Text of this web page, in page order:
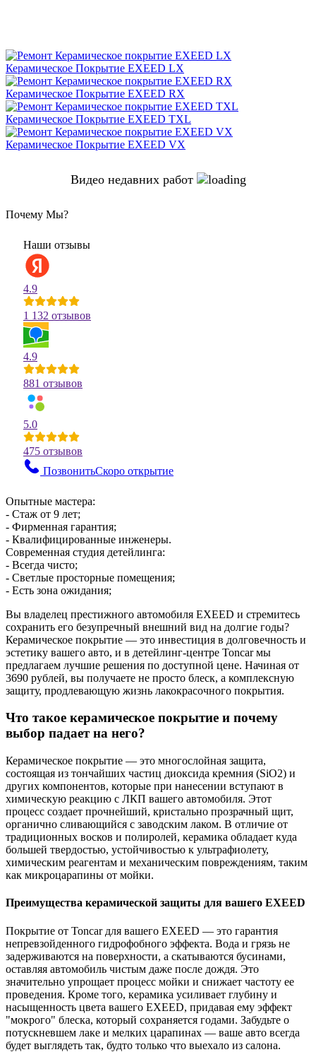
Керамическое Покрытие EXEED LX
Керамическое Покрытие EXEED RX
Керамическое Покрытие EXEED TXL
Керамическое Покрытие EXEED VX
Видео недавних работ
Почему Мы?
Наши отзывы
4.9
1 132 отзывов
4.9
881 отзывов
5.0
475 отзывов
ПозвонитьСкоро открытие
Опытные мастера:
- Стаж от 9 лет;
- Фирменная гарантия;
- Квалифицированные инженеры.
Современная студия детейлинга:
- Всегда чисто;
- Светлые просторные помещения;
- Есть зона ожидания;
Вы владелец престижного автомобиля EXEED и стремитесь
сохранить его безупречный внешний вид на долгие годы?
Керамическое покрытие — это инвестиция в долговечность и
эстетику вашего авто, и в детейлинг-центре Toncar мы
предлагаем лучшие решения по доступной цене. Начиная от
3690 рублей, вы получаете не просто блеск, а комплексную
защиту, продлевающую жизнь лакокрасочного покрытия.
Что такое керамическое покрытие и почему
выбор падает на него?
Керамическое покрытие — это многослойная защита,
состоящая из тончайших частиц диоксида кремния (SiO2) и
других компонентов, которые при нанесении вступают в
химическую реакцию с ЛКП вашего автомобиля. Этот
процесс создает прочнейший, кристально прозрачный щит,
органично сливающийся с заводским лаком. В отличие от
традиционных восков и полиролей, керамика обладает куда
большей твердостью, устойчивостью к ультрафиолету,
химическим реагентам и механическим повреждениям, таким
как микроцарапины от мойки.
Преимущества керамической защиты для вашего EXEED
Покрытие от Toncar для вашего EXEED — это гарантия
непревзойденного гидрофобного эффекта. Вода и грязь не
задерживаются на поверхности, а скатываются бусинами,
оставляя автомобиль чистым даже после дождя. Это
значительно упрощает процесс мойки и снижает частоту ее
проведения. Кроме того, керамика усиливает глубину и
насыщенность цвета вашего EXEED, придавая ему эффект
"мокрого" блеска, который сохраняется годами. Забудьте о
потускневшем лаке и мелких царапинах — ваше авто всегда
будет выглядеть так, будто только что выехало из салона.